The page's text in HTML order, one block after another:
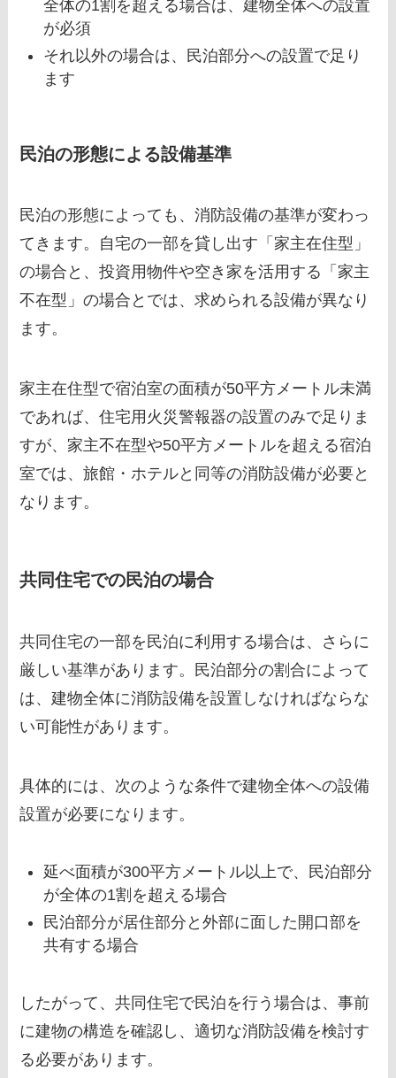
全体の1割を超える場合は、建物全体への設置
が必須
それ以外の場合は、民泊部分への設置で足り
ます
民泊の形態による設備基準
民泊の形態によっても、消防設備の基準が変わっ
てきます。自宅の一部を貸し出す「家主在住型」
の場合と、投資用物件や空き家を活用する「家主
不在型」の場合とでは、求められる設備が異なり
ます。
家主在住型で宿泊室の面積が50平方メートル未満
であれば、住宅用火災警報器の設置のみで足りま
すが、家主不在型や50平方メートルを超える宿泊
室では、旅館・ホテルと同等の消防設備が必要と
なります。
共同住宅での民泊の場合
共同住宅の一部を民泊に利用する場合は、さらに
厳しい基準があります。民泊部分の割合によって
は、建物全体に消防設備を設置しなければならな
い可能性があります。
具体的には、次のような条件で建物全体への設備
設置が必要になります。
延べ面積が300平方メートル以上で、民泊部分
が全体の1割を超える場合
民泊部分が居住部分と外部に面した開口部を
共有する場合
したがって、共同住宅で民泊を行う場合は、事前
に建物の構造を確認し、適切な消防設備を検討す
る必要があります。